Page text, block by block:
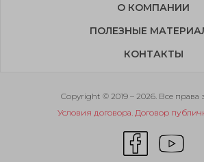
О КОМПАНИИ
ПОЛЕЗНЫЕ
КОНТАКТЫ
Copyright © 2019 – 2026. Все
Условия договора. Договор